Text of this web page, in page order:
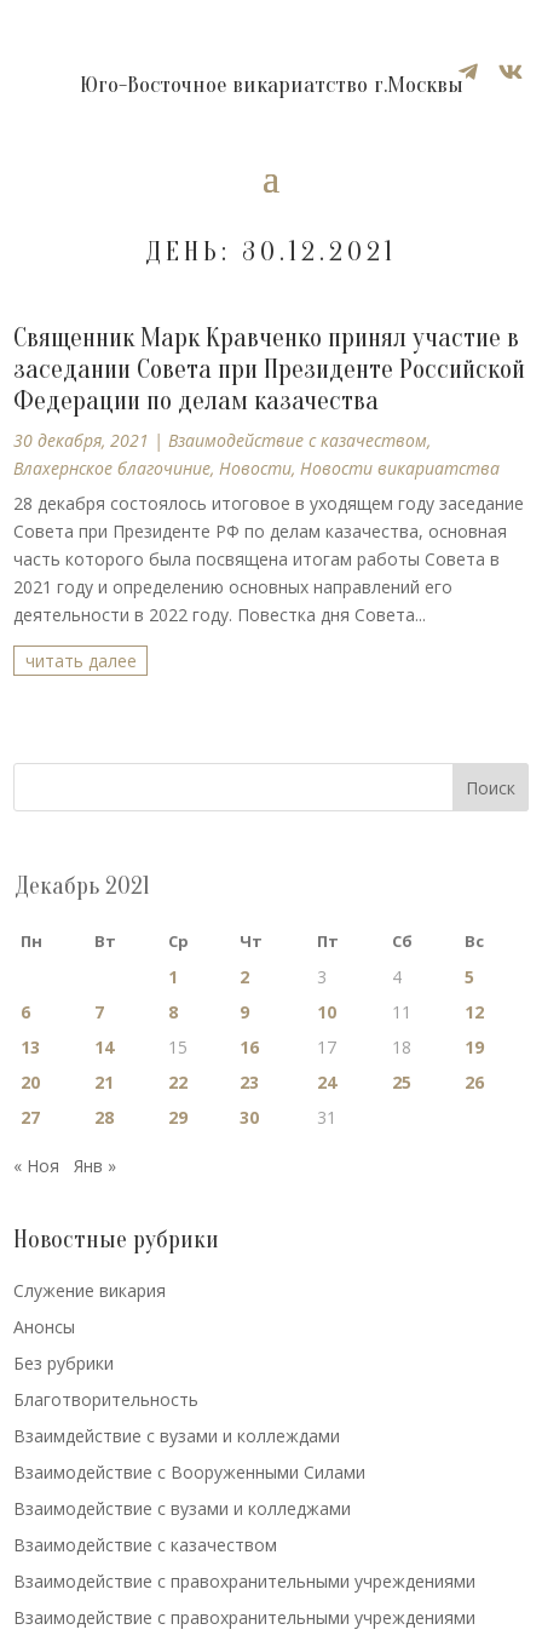
 
Юго-Восточное викариатство г.Москвы
ДЕНЬ: 30.12.2021
Священник Марк Кравченко принял участие в
заседании Совета при Президенте Российской
Федерации по делам казачества
30 декабря, 2021 |Взаимодействие с казачеством,
Влахернское благочиние,Новости,Новости викариатства
28 декабря состоялось итоговое в уходящем году заседание
Совета при Президенте РФ по делам казачества, основная
часть которого была посвящена итогам работы Совета в
2021 году и определению основных направлений его
деятельности в 2022 году. Повестка дня Совета...
читать далее
Поиск
Декабрь 2021
Пн Вт Ср Чт Пт Сб Вс
1 2 3 4
5
6
7 8 9 10 11
12
13
14 15 16 17 18
19
20
21 22 23 24 25
26
27
28 29 30 31
« Ноя Янв »
Новостные рубрики
Cлужение викария
Анонсы
Без рубрики
Благотворительность
Взаимдействие с вузами и коллеждами
Взаимодействие с Вооруженными Силами
Взаимодействие с вузами и колледжами
Взаимодействие с казачеством
Взаимодействие с правохранительными учреждениями
Взаимодействие с правохранительными учреждениями